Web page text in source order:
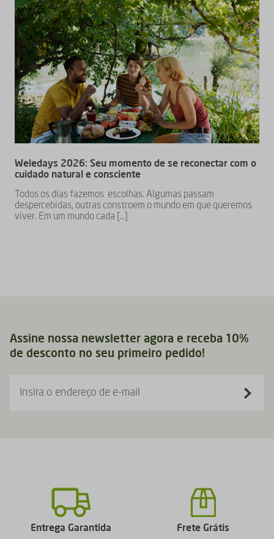
Weledays 2026: Seu momento de se reconectar com o
cuidado natural e consciente
Todos os dias fazemos escolhas. Algumas passam
despercebidas, outras constroem o mundo em que queremos
viver. Em um mundo cada […]
Assine nossa newsletter agora e receba 10%
de desconto no seu primeiro pedido!
Insira o endereço de e-mail
Entrega Garantida Frete Grátis